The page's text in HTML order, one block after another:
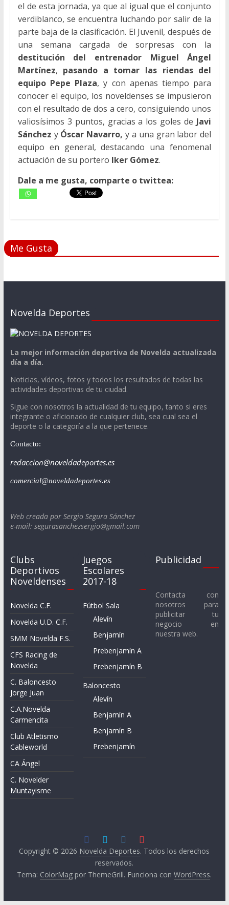
el de esta jornada, ya que al igual que el conjunto
verdiblanco, se encuentra luchando por salir de la
parte baja de la clasificación. El Juvenil, después de
una semana cargada de sorpresas con la
destitución del entrenador Miguel Ángel
Martínez, pasando a tomar las riendas del
equipo Pepe Plaza, y con apenas tiempo para
conocer el equipo, los noveldenses se impusieron
con el resultado de dos a cero, consiguiendo unos
valiosísimos 3 puntos, gracias a los goles de Javi
Sánchez y Óscar Navarro, y a una gran labor del
equipo en general, destacando una fenomenal
actuación de su portero Iker Gómez.
Dale a me gusta, comparte o twittea:
Me Gusta
Novelda Deportes
La mejor información deportiva de Novelda actualizada
día a día.
Noticias, vídeos, fotos y todos los resultados de todas las
actividades deportivas de tu ciudad.
Sigue con nosotros la actualidad de tu equipo, tanto si eres
integrante o aficionado de cualquier club, sea cual sea el
deporte o la categoría a la que pertenece.
Contacto:
redaccion@noveldadeportes.es
comercial@noveldadeportes.es
Web creada por Sergio Segura Sánchez
e-mail: segurasanchezsergio@gmail.com
Clubs
Deportivos
Noveldenses
Novelda C.F.
Novelda U.D. C.F.
SMM Novelda F.S.
CFS Racing de
Novelda
C. Baloncesto
Jorge Juan
C.A.Novelda
Carmencita
Club Atletismo
Cableworld
CA Ángel
C. Novelder
Muntayisme
Juegos
Escolares
2017-18
Fútbol Sala
Alevín
Benjamín
Prebenjamín A
Prebenjamín B
Baloncesto
Alevín
Benjamín A
Benjamín B
Prebenjamín
Publicidad
Contacta con
nosotros para
publicitar tu
negocio en
nuestra web.
Copyright © 2026 Novelda Deportes. Todos los derechos
reservados.
Tema: ColorMag por ThemeGrill. Funciona conWordPress.